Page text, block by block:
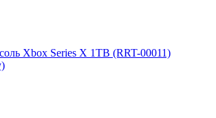
Xbox Series X 1TB (RRT-00011)